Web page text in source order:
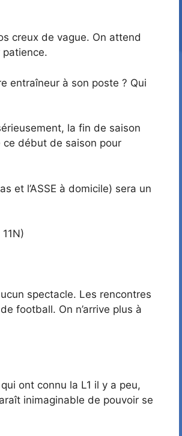
creux de vague. On attend
patience.
entraîneur à son poste ? Qui
la fin de saison
début de saison pour
et l’ASSE à domicile) sera un
spectacle. Les rencontres
football. On n’arrive plus à
ont connu la L1 il y a peu,
inimaginable de pouvoir se